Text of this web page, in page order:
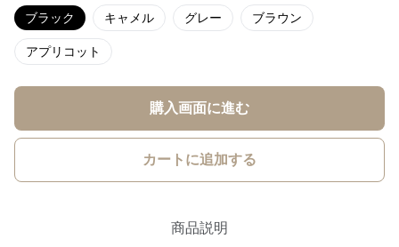
ブラック キャメル グレー ブラウン
アプリコット
購入画面に進む
カートに追加する
商品説明